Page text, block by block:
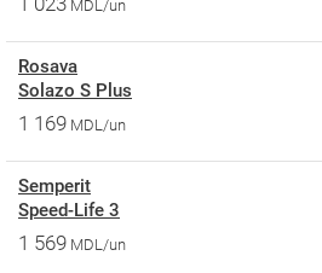
MDL/un
Rosava
Solazo S Plus
1 169 MDL/un
Semperit
Speed-Life 3
1 569 MDL/un